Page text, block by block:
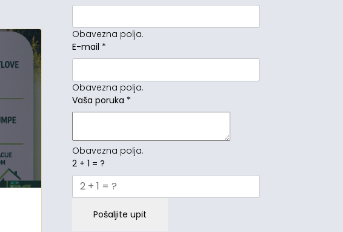
Obavezna polja.
E-mail *
Obavezna polja.
Vaša poruka *
Obavezna polja.
2 + 1 = ?
Pošaljite upit